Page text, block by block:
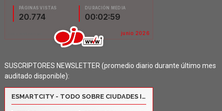
SUSCRIPTORES NEWSLETTER (promedio diario durante último mes
auditado disponible):